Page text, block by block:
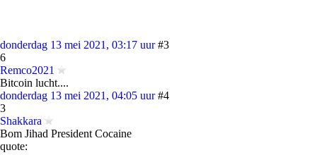
donderdag 13 mei 2021, 03:17 uur #3
6
Remco2021
Bitcoin lucht....
donderdag 13 mei 2021, 04:05 uur #4
3
Shakkara
Bom Jihad President Cocaine
quote: